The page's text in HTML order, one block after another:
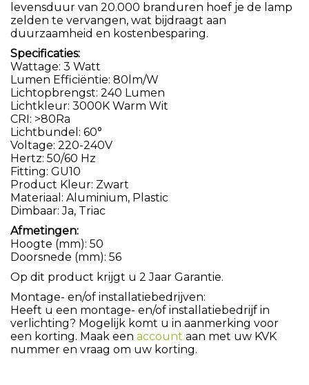
levensduur van 20.000 branduren hoef je de lamp
zelden te vervangen, wat bijdraagt aan
duurzaamheid en kostenbesparing.
Specificaties:
Wattage: 3 Watt
Lumen Efficiëntie: 80lm/W
Lichtopbrengst: 240 Lumen
Lichtkleur: 3000K Warm Wit
CRI: >80Ra
Lichtbundel: 60°
Voltage: 220-240V
Hertz: 50/60 Hz
Fitting: GU10
Product Kleur: Zwart
Materiaal: Aluminium, Plastic
Dimbaar: Ja, Triac
Afmetingen:
Hoogte (mm): 50
Doorsnede (mm): 56
Op dit product krijgt u 2 Jaar Garantie.
Montage- en/of installatiebedrijven:
Heeft u een montage- en/of installatiebedrijf in
verlichting? Mogelijk komt u in aanmerking voor
een korting. Maak een account aan met uw KVK
nummer en vraag om uw korting.